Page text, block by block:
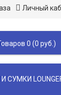
Личный
0 (0 руб.)
СУМКИ